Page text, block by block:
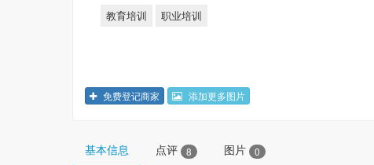
教育培训 职业培训
免费登记商家 添加更多图片
基本信息 点评 8 图片 0